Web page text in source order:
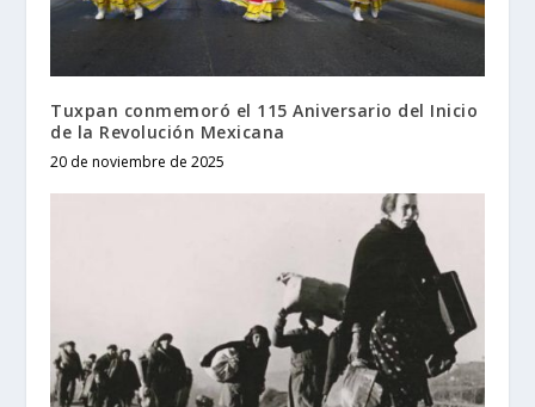
Tuxpan conmemoró el 115 Aniversario del Inicio
de la Revolución Mexicana
20 de noviembre de 2025